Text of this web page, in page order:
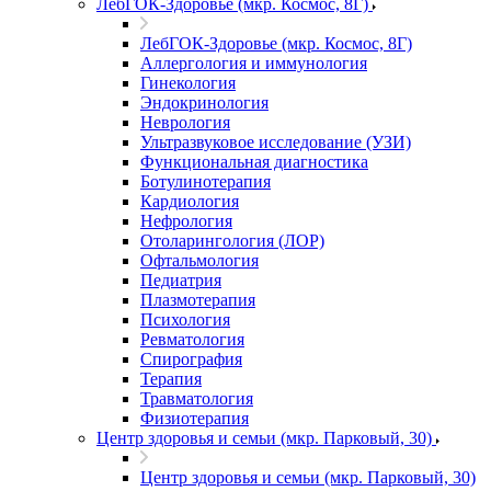
ЛебГОК-Здоровье (мкр. Космос, 8Г)
ЛебГОК-Здоровье (мкр. Космос, 8Г)
Аллергология и иммунология
Гинекология
Эндокринология
Неврология
Ультразвуковое исследование (УЗИ)
Функциональная диагностика
Ботулинотерапия
Кардиология
Нефрология
Отоларингология (ЛОР)
Офтальмология
Педиатрия
Плазмотерапия
Психология
Ревматология
Спирография
Терапия
Травматология
Физиотерапия
Центр здоровья и семьи (мкр. Парковый, 30)
Центр здоровья и семьи (мкр. Парковый, 30)